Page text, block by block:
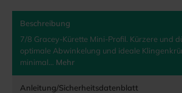
Beschreibung
7/8 Gracey-Kürette Mini-Profil. Kürzere und
optimale Abwinkelung und ideale
minimal… Mehr
Anleitung/Sicherheitsdatenblatt